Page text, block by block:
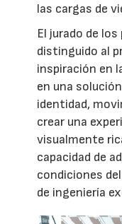
las cargas de
El jurado de
distinguido al
inspiración en
en una
identidad,
crear una
visualmente
capacidad de
condiciones
de ingeniería